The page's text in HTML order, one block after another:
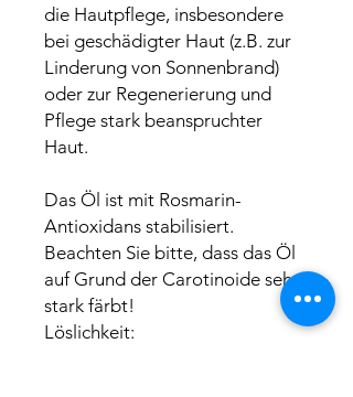
die Hautpflege, insbesondere
bei geschädigter Haut (z.B. zur
Linderung von Sonnenbrand)
oder zur Regenerierung und
Pflege stark beanspruchter
Haut.
Das Öl ist mit Rosmarin-
Antioxidans stabilisiert.
Beachten Sie bitte, dass das Öl
auf Grund der Carotinoide sehr
stark färbt!
Löslichkeit: